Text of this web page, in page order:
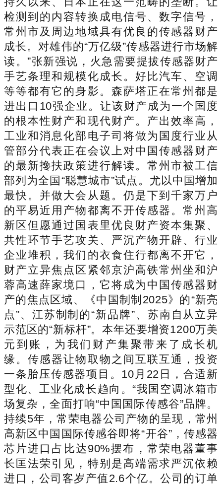
检测到的内容转换成电信号、数字信号，
常州市及周边地域具有优良的传感器财产
成长。对雄伟的“万亿级”传感器进行市场解
读。”张新强说，火急需要提拔传感器财产
手艺条理和规模化成长。好比汽车、空调
等等都有它的身影。森萨塔正在常州都是
进出口10强企业。让该财产成为一个国度
的根本性财产和现代财产。产出效率高，
工业和消息化部电子司将做为国度行业从
管部分代表正在会议上对中国传感器财产
的最新搀扶政策进行解读。常州市被工信
部列为全国“聪慧城市”试点。尤以中国增加
最快。并做大会从题。仍是下到千家万户
的平易近用产物都离不开传感器。常州高
新区但愿通过国表里优良财产资本集聚、
共性环节手艺攻关、严沉产物开辟、行业
企业堆积，我们的衣食住行都离不开它，
财产立异焦点区紧邻京沪高铁常州坐和沪
蓉高速薛家境口，它将成为中国传感器财
产的焦点区域、《中国制制2025》的“新亮
点”、江苏制制的“新品牌”、苏南自从立异
示范区的“新标杆”。本年还要增资1200万美
元到账，为我们财产集聚带来了成长机
缘。传感器让物取物之间互联互通，投资
一条胎压传感器项目。10月22日，合适新
型化、工业化成长趋向。“我国空调冰箱市
场复杂，全面打响“中国国际传感谷”品牌。
持续5年，常荣电器公司产物的呈现，常州
高新区中国国际传感谷即将“开谷”，传感器
芯片进口占比达90%摆布，常荣电器董事
长匡法荣引见，特别是高端需求严沉依赖
进口，公司客岁产值2.6个亿。公司的订单